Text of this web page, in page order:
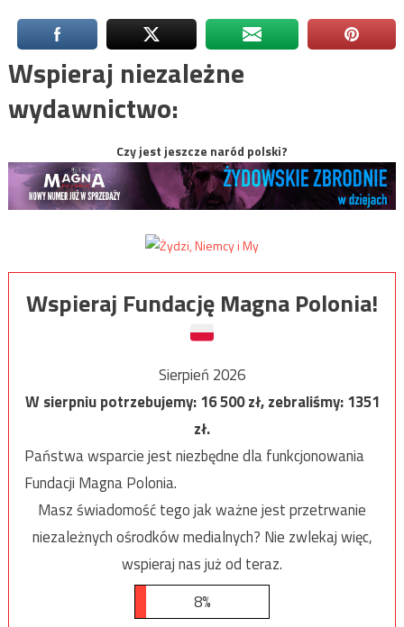
Wspieraj niezależne
wydawnictwo:
Czy jest jeszcze naród polski?
Wspieraj Fundację Magna Polonia!
Sierpień 2026
W sierpniu potrzebujemy:16 500zł, zebraliśmy:1351
zł.
Państwa wsparcie jest niezbędne dla funkcjonowania
Fundacji Magna Polonia.
Masz świadomość tego jak ważne jest przetrwanie
niezależnych ośrodków medialnych? Nie zwlekaj więc,
wspieraj nas już od teraz.
8%